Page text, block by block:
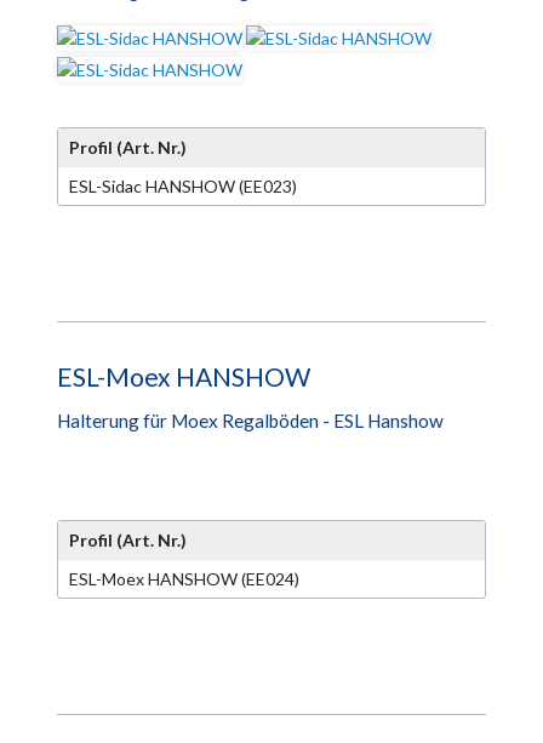
Profil (Art. Nr.)
ESL-Sidac HANSHOW (EE023)
ESL-Moex HANSHOW
Halterung für Moex Regalböden - ESL Hanshow
Profil (Art. Nr.)
ESL-Moex HANSHOW (EE024)